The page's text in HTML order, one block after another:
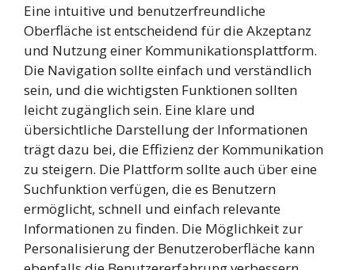
Eine intuitive und benutzerfreundliche
Oberfläche ist entscheidend für die Akzeptanz
und Nutzung einer Kommunikationsplattform.
Die Navigation sollte einfach und verständlich
sein, und die wichtigsten Funktionen sollten
leicht zugänglich sein. Eine klare und
übersichtliche Darstellung der Informationen
trägt dazu bei, die Effizienz der Kommunikation
zu steigern. Die Plattform sollte auch über eine
Suchfunktion verfügen, die es Benutzern
ermöglicht, schnell und einfach relevante
Informationen zu finden. Die Möglichkeit zur
Personalisierung der Benutzeroberfläche kann